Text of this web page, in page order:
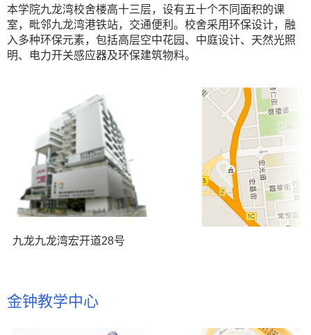
本学院九龙湾校舍楼高十三层，设有五十个不同面积的课
室，毗邻九龙湾港铁站，交通便利。校舍采用环保设计，融
入多种环保元素，包括高层空中花园、中庭设计、天然光照
明、电力开关感应器及环保建筑物料。
九龙九龙湾宏开道28号
金钟教学中心